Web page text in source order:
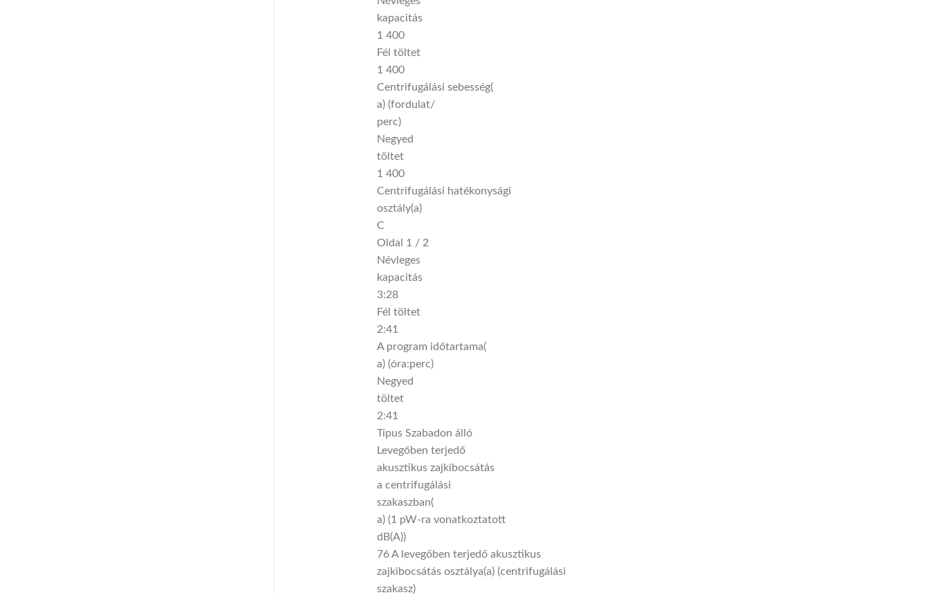
kapacitás
1 400
Fél töltet
1 400
Centrifugálási sebesség(
a) (fordulat/
perc)
Negyed
töltet
1 400
Centrifugálási hatékonysági
osztály(a)
C
Oldal 1 / 2
Névleges
kapacitás
3:28
Fél töltet
2:41
A program időtartama(
a) (óra:perc)
Negyed
töltet
2:41
Típus Szabadon álló
Levegőben terjedő
akusztikus zajkibocsátás
a centrifugálási
szakaszban(
a) (1 pW-ra vonatkoztatott
dB(A))
76 A levegőben terjedő akusztikus
zajkibocsátás osztálya(a) (centrifugálási
szakasz)